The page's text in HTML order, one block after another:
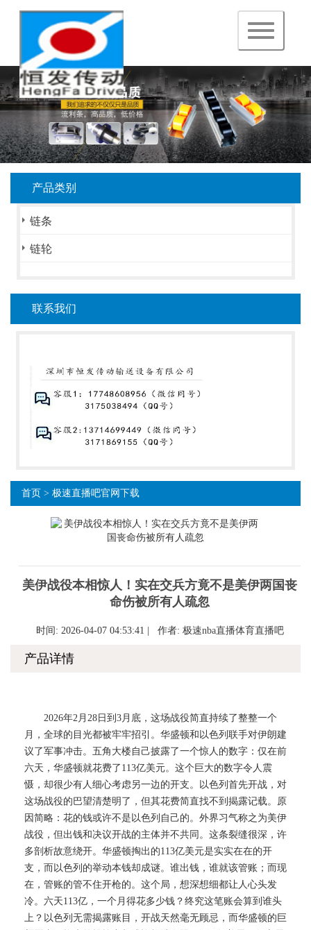
navigation
产品类别
链条
链轮
联系我们
首页 > 极速直播吧官网下载
美伊战役本相惊人！实在交兵方竟不是美伊两国丧
命伤被所有人疏忽
时间: 2026-04-07 04:53:41 | 作者: 极速nba直播体育直播吧
产品详情
2026年2月28日到3月底，这场战役简直持续了整整一个
月，全球的目光都被牢牢招引。华盛顿和以色列联手对伊朗建
议了军事冲击。五角大楼自己披露了一个惊人的数字：仅在前
六天，华盛顿就花费了113亿美元。这个巨大的数字令人震
慑，却很少有人细心考虑另一边的开支。以色列首先开战，对
这场战役的巴望清楚明了，但其花费简直找不到揭露记载。原
因简略：花的钱或许不是以色列自己的。外界习气称之为美伊
战役，但出钱和决议开战的主体并不共同。这条裂缝很深，许
多剖析故意绕开。华盛顿掏出的113亿美元是实实在在的开
支，而以色列的举动本钱却成谜。谁出钱，谁就该管账；而现
在，管账的管不住开枪的。这个局，想深想细都让人心头发
冷。六天113亿，一个月得花多少钱？终究这笔账会算到谁头
上？以色列无需揭露账目，开战天然毫无顾忌，而华盛顿的巨